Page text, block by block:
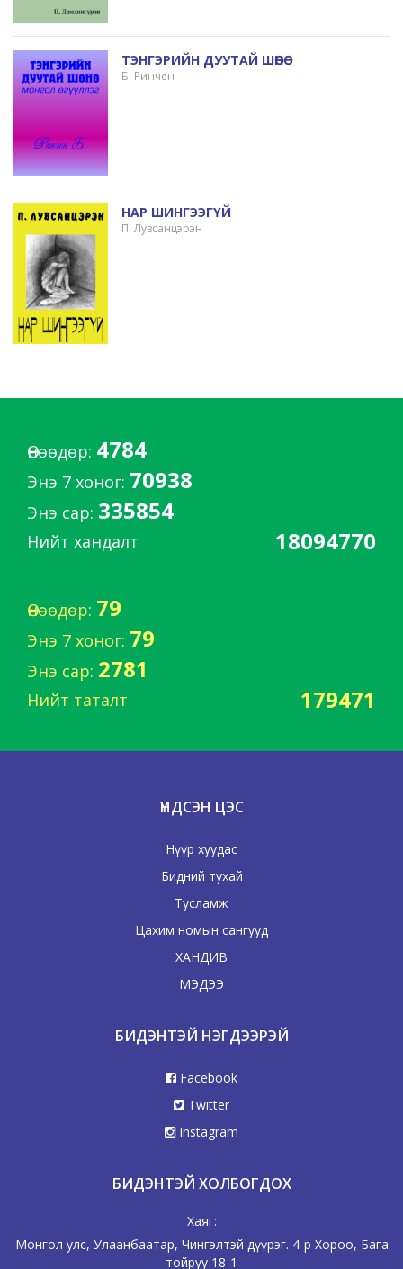
ТЭНГЭРИЙН ДУУТАЙ ШӨНӨ
Б. Ринчен
НАР ШИНГЭЭГҮЙ
П. Лувсанцэрэн
Өнөөдөр: 4784
Энэ 7 хоног: 70938
Энэ сар: 335854
Нийт хандалт 18094770
Өнөөдөр: 79
Энэ 7 хоног: 79
Энэ сар: 2781
Нийт таталт 179471
ҮНДСЭН ЦЭС
Нүүр хуудас
Бидний тухай
Тусламж
Цахим номын сангууд
ХАНДИВ
МЭДЭЭ
БИДЭНТЭЙ НЭГДЭЭРЭЙ
Facebook
Twitter
Instagram
БИДЭНТЭЙ ХОЛБОГДОХ
Хаяг:
Монгол улс, Улаанбаатар, Чингэлтэй дүүрэг. 4-р Хороо, Бага
тойруу 18-1